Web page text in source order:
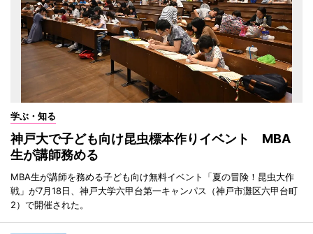
学ぶ・知る
神戸大で子ども向け昆虫標本作りイベント MBA
生が講師務める
MBA生が講師を務める子ども向け無料イベント「夏の冒険！昆虫大作
戦」が7月18日、神戸大学六甲台第一キャンパス（神戸市灘区六甲台町
2）で開催された。